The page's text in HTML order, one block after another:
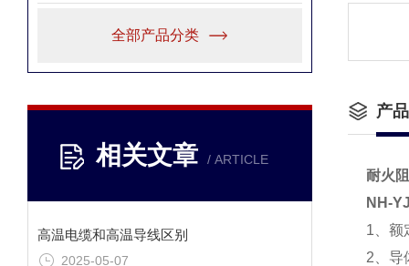
全部产品分类
相关文章 / ARTICLE
高温电缆和高温导线区别
2025-05-07
产
耐火
NH-
1、额
2、